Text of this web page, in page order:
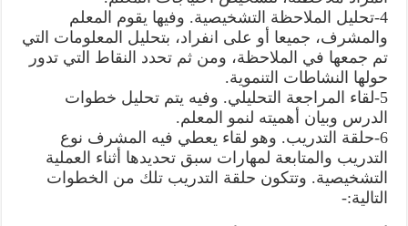
4-تحليل الملاحظة التشخيصية. وفيها يقوم المعلم
والمشرف، جميعا أو على انفراد، بتحليل المعلومات التي
تم جمعها في الملاحظة، ومن ثم تحدد النقاط التي تدور
حولها النشاطات التنموية.
5-لقاء المراجعة التحليلي. وفيه يتم تحليل خطوات
الدرس وبيان أهميته لنمو المعلم.
6-حلقة التدريب. وهو لقاء يعطي فيه المشرف نوع
التدريب والمتابعة لمهارات سبق تحديدها أثناء العملية
التشخيصية. وتتكون حلقة التدريب تلك من الخطوات
التالية:-